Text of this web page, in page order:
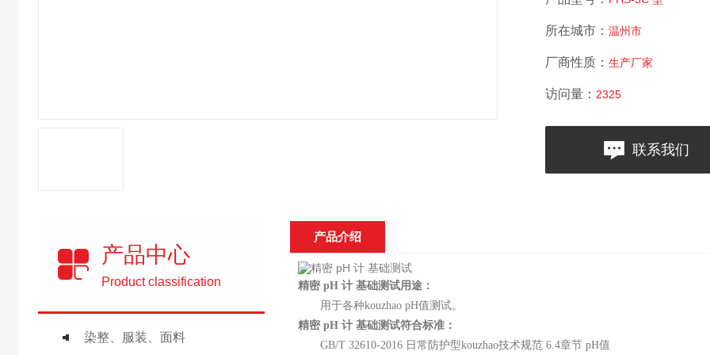
所在城市： 温州市
厂商性质： 生产厂家
访问量： 2325
联系我们
产品中心
Product classification
染整、服装、面料
产品介绍
精密 pH 计 基础测试用途：
用于各种kouzhao pH值测试。
精密 pH 计 基础测试符合标准：
GB/T 32610-2016 日常防护型kouzhao技术规范 6.4章节 pH值